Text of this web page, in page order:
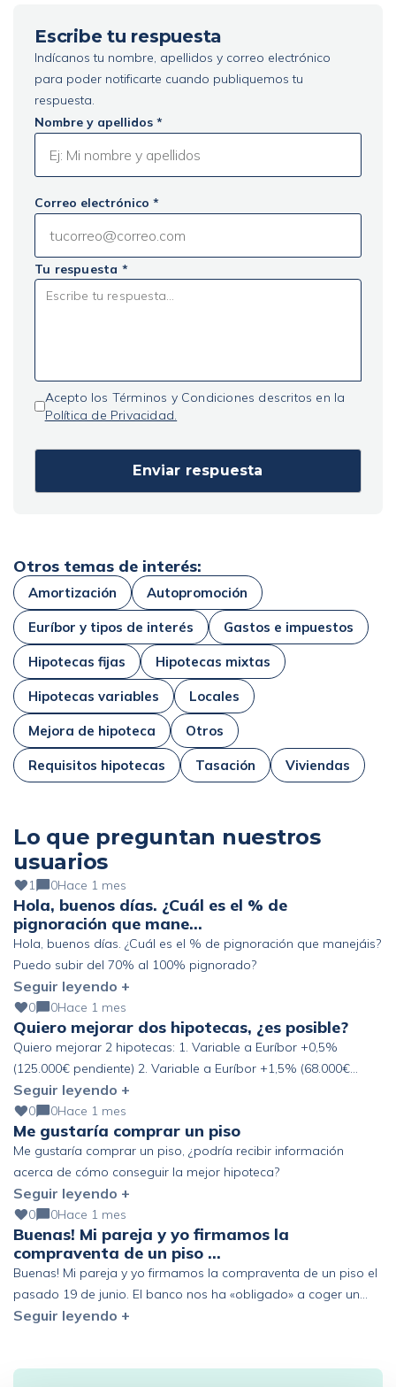
Escribe tu respuesta
Indícanos tu nombre, apellidos y correo electrónico
para poder notificarte cuando publiquemos tu
respuesta.
Nombre y apellidos *
Correo electrónico *
Tu respuesta *
Acepto los Términos y Condiciones descritos en la
Política de Privacidad.
Otros temas de interés:
Amortización Autopromoción
Euríbor y tipos de interés Gastos e impuestos
Hipotecas fijas Hipotecas mixtas
Hipotecas variables Locales
Mejora de hipoteca Otros
Requisitos hipotecas Tasación Viviendas
Lo que preguntan nuestros
usuarios
1 0Hace 1 mes
Hola, buenos días. ¿Cuál es el % de
pignoración que mane…
Hola, buenos días. ¿Cuál es el % de pignoración que manejáis?
Puedo subir del 70% al 100% pignorado?
Seguir leyendo +
0 0Hace 1 mes
Quiero mejorar dos hipotecas, ¿es posible?
Quiero mejorar 2 hipotecas: 1. Variable a Euríbor +0,5%
(125.000€ pendiente) 2. Variable a Euríbor +1,5% (68.000€
pendiente) Altos ingresos y ahorro, pero fuera de España. ¿Se
podría mejorar?
Seguir leyendo +
0 0Hace 1 mes
Me gustaría comprar un piso
Me gustaría comprar un piso, ¿podría recibir información
acerca de cómo conseguir la mejor hipoteca?
Seguir leyendo +
0 0Hace 1 mes
Buenas! Mi pareja y yo firmamos la
compraventa de un piso …
Buenas! Mi pareja y yo firmamos la compraventa de un piso el
pasado 19 de junio. El banco nos ha «obligado» a coger un
seguro de vida de prima única de 6 años y estamos pensando
Seguir leyendo +